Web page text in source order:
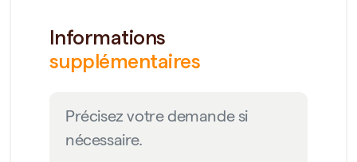
Informations
supplémentaires